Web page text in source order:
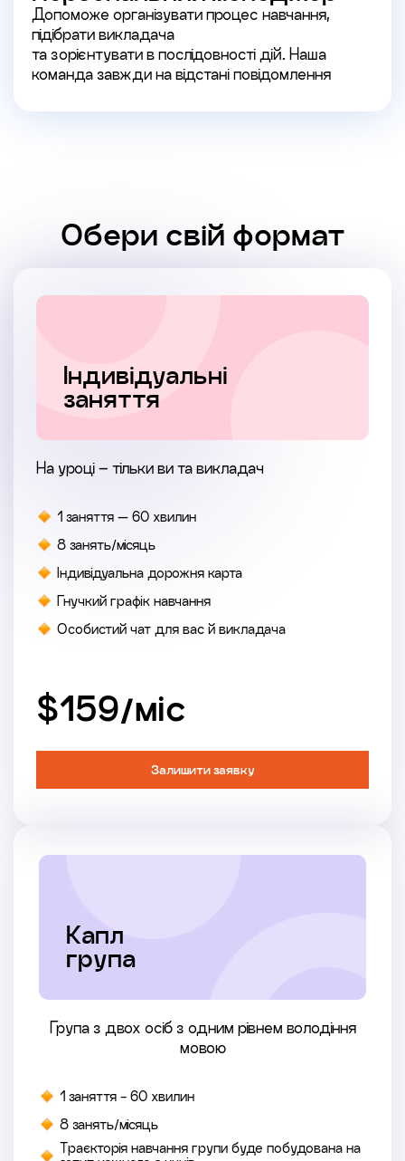
Допоможе організувати процес навчання,
підібрати викладача
та зорієнтувати в послідовності дій. Наша
команда завжди на відстані повідомлення
Обери свій формат
Індивідуальні
заняття
На уроці – тільки ви та викладач
1 заняття — 60 хвилин
8 занять/місяць
Індивідуальна дорожня карта
Гнучкий графік навчання
Особистий чат для вас й викладача
$159/мiс
Залишити заявку
Капл
група
Група з двох осіб з одним рівнем володіння
мовою
1 заняття - 60 хвилин
8 занять/місяць
Траєкторія навчання групи буде побудована на